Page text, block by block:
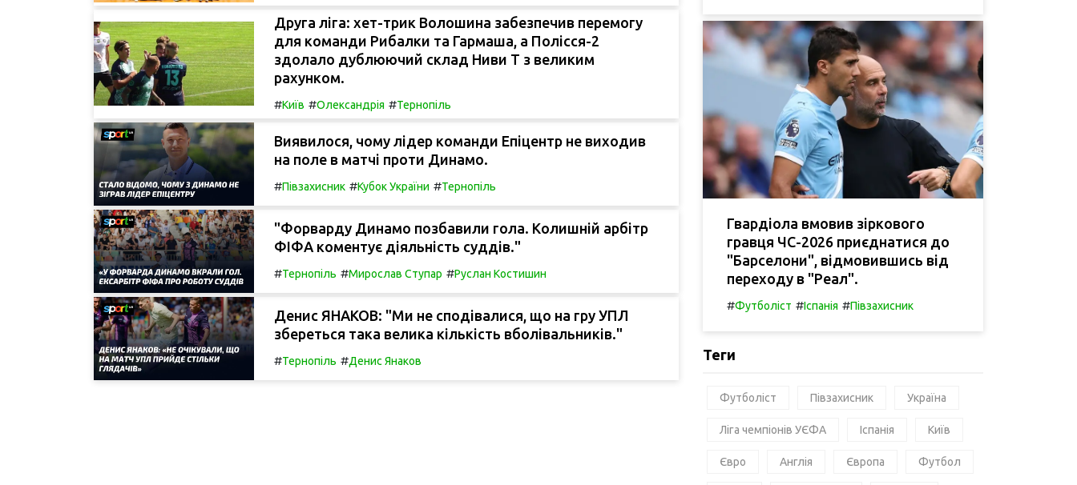
Друга ліга: хет-трик Волошина забезпечив перемогу
для команди Рибалки та Гармаша, а Полісся-2
здолало дублюючий склад Ниви Т з великим
рахунком.
#Київ #Олександрія #Тернопіль
Виявилося, чому лідер команди Епіцентр не виходив
на поле в матчі проти Динамо.
#Півзахисник #Кубок України #Тернопіль
"Форварду Динамо позбавили гола. Колишній арбітр
ФІФА коментує діяльність суддів."
#Тернопіль #Мирослав Ступар #Руслан Костишин
Денис ЯНАКОВ: "Ми не сподівалися, що на гру УПЛ
збереться така велика кількість вболівальників."
#Тернопіль #Денис Янаков
Гвардіола вмовив зіркового
гравця ЧС-2026 приєднатися до
"Барселони", відмовившись від
переходу в "Реал".
#Футболіст #Іспанія #Півзахисник
Теги
Футболіст Півзахисник Україна
Ліга чемпіонів УЄФА Іспанія Київ
Євро Англія Європа Футбол